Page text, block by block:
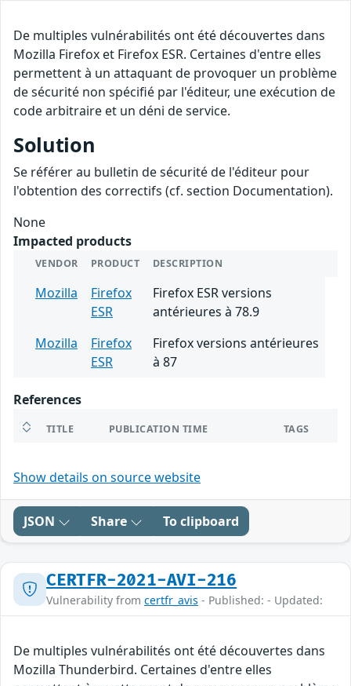
De multiples vulnérabilités ont été découvertes dans
Mozilla Firefox et Firefox ESR. Certaines d'entre elles
permettent à un attaquant de provoquer un problème
de sécurité non spécifié par l'éditeur, une exécution de
code arbitraire et un déni de service.
Solution
Se référer au bulletin de sécurité de l'éditeur pour
l'obtention des correctifs (cf. section Documentation).
None
Impacted products
VENDOR PRODUCT DESCRIPTION
Mozilla
Firefox
ESR
Firefox ESR versions
antérieures à 78.9
Mozilla
Firefox
ESR
Firefox versions antérieures
à 87
References
TITLE PUBLICATION TIME TAGS
Show details on source website
JSON Share To clipboard
CERTFR-2021-AVI-216
Vulnerability from certfr_avis - Published: - Updated:
De multiples vulnérabilités ont été découvertes dans
Mozilla Thunderbird. Certaines d'entre elles